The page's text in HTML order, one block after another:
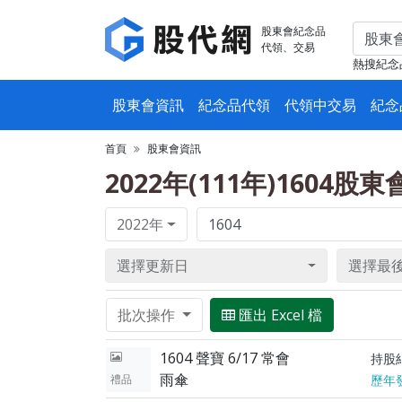
股東會紀念品
代領、交易
熱搜紀
股東會資訊 紀念品代領 代領中交易 紀
首頁 股東會資訊
2022年(111年)1604股東
2022年
選擇更新日 選擇最
批次操作 匯出 Excel 檔
禮品
1604 聲寶 6/17 常會 持股
雨傘 歷年